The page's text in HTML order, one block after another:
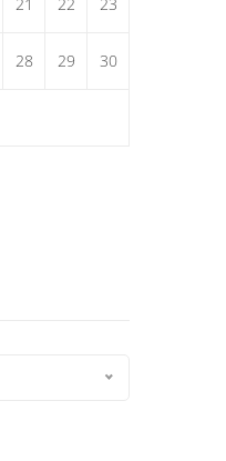
28 29 30